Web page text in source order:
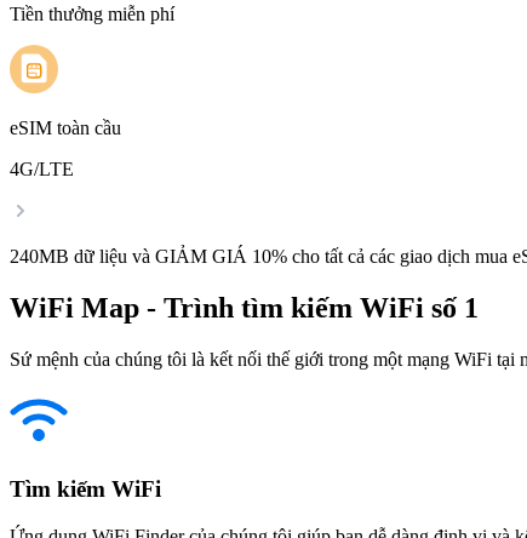
Tiền thưởng miễn phí
eSIM toàn cầu
4G/LTE
240MB dữ liệu và GIẢM GIÁ 10% cho tất cả các giao dịch mua
WiFi Map - Trình tìm kiếm WiFi số 1
Sứ mệnh của chúng tôi là kết nối thế giới trong một mạng WiFi
Tìm kiếm WiFi